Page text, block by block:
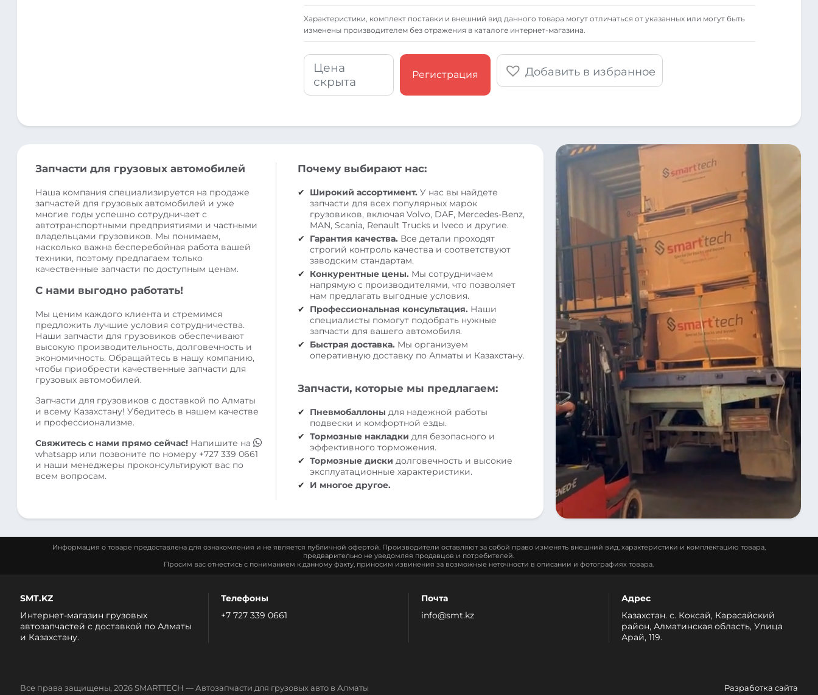
Xарактеристики, комплект поставки и внешний вид данного товара могут отличаться от указанных или могут быть
изменены производителем без отражения в каталоге интернет-магазина.
Цена
скрыта
Регистрация Добавить в избранное
Запчасти для грузовых автомобилей
Наша компания специализируется на продаже
запчастей для грузовых автомобилей и уже
многие годы успешно сотрудничает с
автотранспортными предприятиями и частными
владельцами грузовиков. Мы понимаем,
насколько важна бесперебойная работа вашей
техники, поэтому предлагаем только
качественные запчасти по доступным ценам.
С нами выгодно работать!
Мы ценим каждого клиента и стремимся
предложить лучшие условия сотрудничества.
Наши запчасти для грузовиков обеспечивают
высокую производительность, долговечность и
экономичность. Обращайтесь в нашу компанию,
чтобы приобрести качественные запчасти для
грузовых автомобилей.
Запчасти для грузовиков с доставкой по Алматы
и всему Казахстану! Убедитесь в нашем качестве
и профессионализме.
Свяжитесь с нами прямо сейчас! Напишите на
whatsapp или позвоните по номеру +727 339 0661
и наши менеджеры проконсультируют вас по
всем вопросам.
Почему выбирают нас:
Широкий ассортимент. У нас вы найдете
запчасти для всех популярных марок
грузовиков, включая Volvo, DAF, Mercedes-Benz,
MAN, Scania, Renault Trucks и Iveco и другие.
Гарантия качества. Все детали проходят
строгий контроль качества и соответствуют
заводским стандартам.
Конкурентные цены. Мы сотрудничаем
напрямую с производителями, что позволяет
нам предлагать выгодные условия.
Профессиональная консультация. Наши
специалисты помогут подобрать нужные
запчасти для вашего автомобиля.
Быстрая доставка. Мы организуем
оперативную доставку по Алматы и Казахстану.
Запчасти, которые мы предлагаем:
Пневмобаллоны для надежной работы
подвески и комфортной езды.
Тормозные накладки для безопасного и
эффективного торможения.
Тормозные диски долговечность и высокие
эксплуатационные характеристики.
И многое другое.
Информация о товаре предоставлена для ознакомления и не является публичной офертой. Производители оставляют за собой право изменять внешний вид, характеристики и комплектацию товара,
предварительно не уведомляя продавцов и потребителей.
Просим вас отнестись с пониманием к данному факту, приносим извинения за возможные неточности в описании и фотографиях товара.
SMT.KZ
Интернет-магазин грузовых
автозапчастей c доставкой по Алматы
и Казахстану.
Телефоны
+7 727 339 0661
Почта
info@smt.kz
Адрес
Казахстан. с. Коксай, Карасайский
район, Алматинская область, Улица
Арай, 119.
Все права защищены, 2026 SMARTTECH — Автозапчасти для грузовых авто в Алматы Разработка сайта